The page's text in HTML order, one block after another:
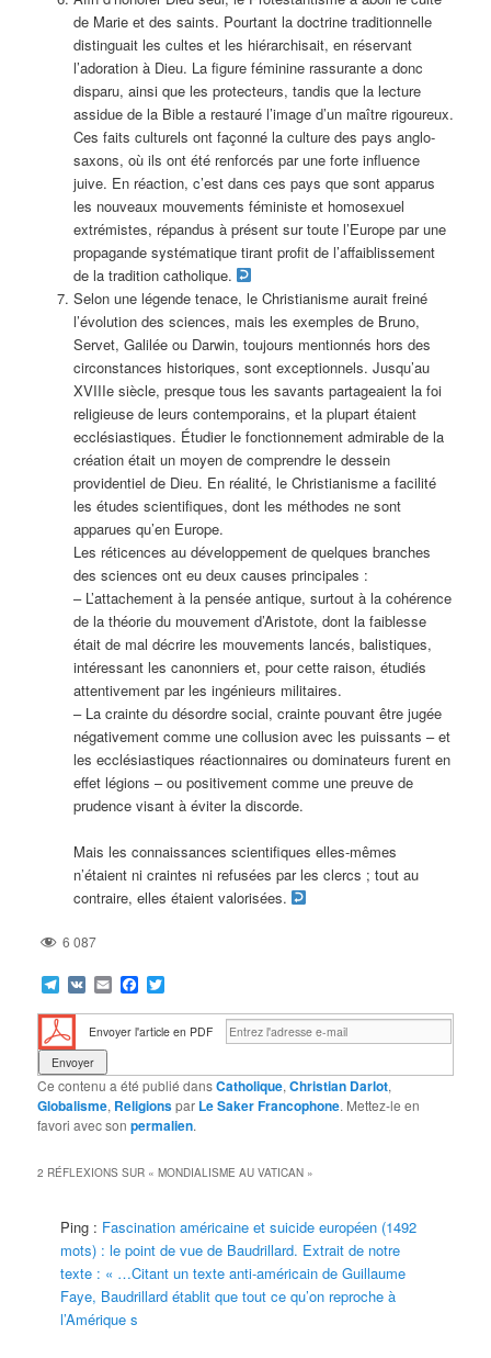
de Marie et des saints. Pourtant la doctrine traditionnelle
distinguait les cultes et les hiérarchisait, en réservant
l’adoration à Dieu. La figure féminine rassurante a donc
disparu, ainsi que les protecteurs, tandis que la lecture
assidue de la Bible a restauré l’image d’un maître rigoureux.
Ces faits culturels ont façonné la culture des pays anglo-
saxons, où ils ont été renforcés par une forte influence
juive. En réaction, c’est dans ces pays que sont apparus
les nouveaux mouvements féministe et homosexuel
extrémistes, répandus à présent sur toute l’Europe par une
propagande systématique tirant profit de l’affaiblissement
de la tradition catholique.
Selon une légende tenace, le Christianisme aurait freiné
l’évolution des sciences, mais les exemples de Bruno,
Servet, Galilée ou Darwin, toujours mentionnés hors des
circonstances historiques, sont exceptionnels. Jusqu’au
XVIIIe siècle, presque tous les savants partageaient la foi
religieuse de leurs contemporains, et la plupart étaient
ecclésiastiques. Étudier le fonctionnement admirable de la
création était un moyen de comprendre le dessein
providentiel de Dieu. En réalité, le Christianisme a facilité
les études scientifiques, dont les méthodes ne sont
apparues qu’en Europe.
Les réticences au développement de quelques branches
des sciences ont eu deux causes principales :
– L’attachement à la pensée antique, surtout à la cohérence
de la théorie du mouvement d’Aristote, dont la faiblesse
était de mal décrire les mouvements lancés, balistiques,
intéressant les canonniers et, pour cette raison, étudiés
attentivement par les ingénieurs militaires.
– La crainte du désordre social, crainte pouvant être jugée
négativement comme une collusion avec les puissants – et
les ecclésiastiques réactionnaires ou dominateurs furent en
effet légions – ou positivement comme une preuve de
prudence visant à éviter la discorde.
Mais les connaissances scientifiques elles-mêmes
n’étaient ni craintes ni refusées par les clercs ; tout au
contraire, elles étaient valorisées.
6 087
Telegram
VK EmailFacebook
Envoyer l'article en PDF
Ce contenu a été publié dansCatholique,Christian Darlot,
Globalisme, Religionspar Le Saker Francophone. Mettez-le en
favori avec sonpermalien.
2 RÉFLEXIONS SUR «MONDIALISME AU VATICAN »
Ping : Fascination américaine et suicide européen (1492
mots) : le point de vue de Baudrillard. Extrait de notre
texte : « …Citant un texte anti-américain de Guillaume
Faye, Baudrillard établit que tout ce qu’on reproche à
l’Amérique s